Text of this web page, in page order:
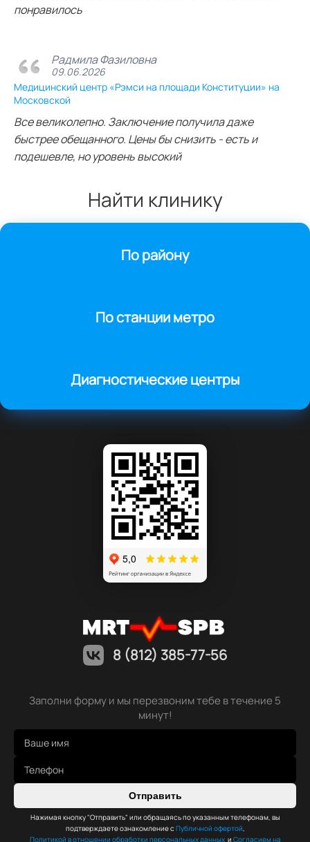
понравилось
Радмила Фазиловна
09.06.2026
Медицинский центр «Рэмси на площади Конституции» на
Московской
Все великолепно. Заключение получила даже
быстрее обещанного. Цены бы снизить - есть и
подешевле, но уровень высокий
Найти клинику
По району
По станции метро
Диагностические центры
8 (812) 385-77-56
Заполни форму и мы перезвоним тебе в течение 5
минут!
Отправить
Нажимая кнопку "Отправить" или обращаясь по указанным телефонам, вы
подтверждаете ознакомление с Публичной офертой,
Политикой в отношении обработки персональных данных и Согласием на